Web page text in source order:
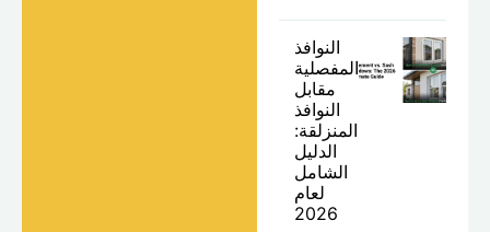
النوافذ
المفصلية
مقابل
النوافذ
المنزلقة:
الدليل
الشامل
لعام
2026